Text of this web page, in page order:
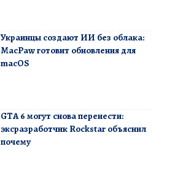
Украинцы создают ИИ без облака:
MacPaw готовит обновления для
macOS
GTA 6 могут снова перенести:
эксразработчик Rockstar объяснил
почему